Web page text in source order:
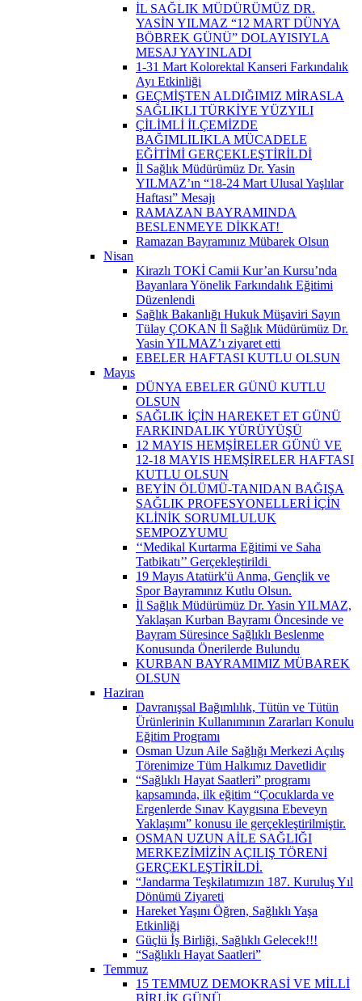
İL SAĞLIK MÜDÜRÜMÜZ DR.
YASİN YILMAZ “12 MART DÜNYA
BÖBREK GÜNÜ” DOLAYISIYLA
MESAJ YAYINLADI
1-31 Mart Kolorektal Kanseri Farkındalık
Ayı Etkinliği
GEÇMİŞTEN ALDIĞIMIZ MİRASLA
SAĞLIKLI TÜRKİYE YÜZYILI
ÇİLİMLİ İLÇEMİZDE
BAĞIMLILIKLA MÜCADELE
EĞİTİMİ GERÇEKLEŞTİRİLDİ
İl Sağlık Müdürümüz Dr. Yasin
YILMAZ’ın “18-24 Mart Ulusal Yaşlılar
Haftası” Mesajı
RAMAZAN BAYRAMINDA
BESLENMEYE DİKKAT! ​
Ramazan Bayramınız Mübarek Olsun
Nisan
Kirazlı TOKİ Camii Kur’an Kursu’nda
Bayanlara Yönelik Farkındalık Eğitimi
Düzenlendi
Sağlık Bakanlığı Hukuk Müşaviri Sayın
Tülay ÇOKAN İl Sağlık Müdürümüz Dr.
Yasin YILMAZ’ı ziyaret etti
EBELER HAFTASI KUTLU OLSUN
Mayıs
DÜNYA EBELER GÜNÜ KUTLU
OLSUN
SAĞLIK İÇİN HAREKET ET GÜNÜ
FARKINDALIK YÜRÜYÜŞÜ
12 MAYIS HEMŞİRELER GÜNÜ VE
12-18 MAYIS HEMŞİRELER HAFTASI
KUTLU OLSUN
BEYİN ÖLÜMÜ-TANIDAN BAĞIŞA
SAĞLIK PROFESYONELLERİ İÇİN
KLİNİK SORUMLULUK
SEMPOZYUMU
‘‘Medikal Kurtarma Eğitimi ve Saha
Tatbikatı’’ Gerçekleştirildi ​
19 Mayıs Atatürk'ü Anma, Gençlik ve
Spor Bayramınız Kutlu Olsun.
İl Sağlık Müdürümüz Dr. Yasin YILMAZ,
Yaklaşan Kurban Bayramı Öncesinde ve
Bayram Süresince Sağlıklı Beslenme
Konusunda Önerilerde Bulundu
KURBAN BAYRAMIMIZ MÜBAREK
OLSUN
Haziran
Davranışsal Bağımlılık, Tütün ve Tütün
Ürünlerinin Kullanımının Zararları Konulu
Eğitim Programı
Osman Uzun Aile Sağlığı Merkezi Açılış
Törenimize Tüm Halkımız Davetlidir
“Sağlıklı Hayat Saatleri” programı
kapsamında, ilk eğitim “Çocuklarda ve
Ergenlerde Sınav Kaygısına Ebeveyn
Yaklaşımı” konusu ile gerçekleştirilmiştir.
OSMAN UZUN AİLE SAĞLIĞI
MERKEZİMİZİN AÇILIŞ TÖRENİ
GERÇEKLEŞTİRİLDİ.
“Jandarma Teşkilatımızın 187. Kuruluş Yıl
Dönümü Ziyareti
Hareket Yaşını Öğren, Sağlıklı Yaşa
Etkinliği
Güçlü İş Birliği, Sağlıklı Gelecek!!!
“Sağlıklı Hayat Saatleri”
Temmuz
15 TEMMUZ DEMOKRASİ VE MİLLİ
BİRLİK GÜNÜ